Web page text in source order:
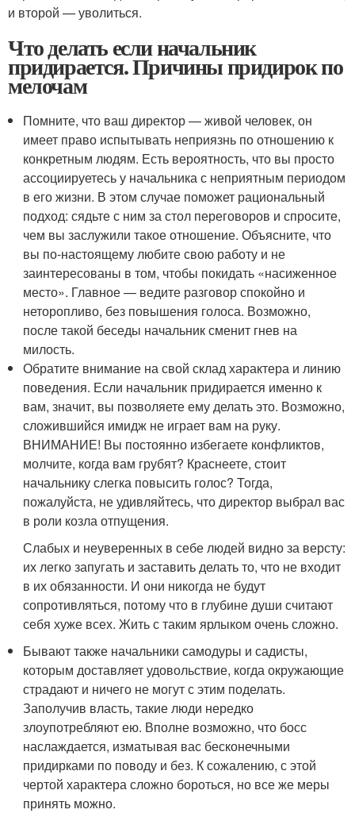
и второй — уволиться.
Что делать если начальник
придирается. Причины придирок по
мелочам
Помните, что ваш директор — живой человек, он
имеет право испытывать неприязнь по отношению к
конкретным людям. Есть вероятность, что вы просто
ассоциируетесь у начальника с неприятным периодом
в его жизни. В этом случае поможет рациональный
подход: сядьте с ним за стол переговоров и спросите,
чем вы заслужили такое отношение. Объясните, что
вы по-настоящему любите свою работу и не
заинтересованы в том, чтобы покидать «насиженное
место». Главное — ведите разговор спокойно и
неторопливо, без повышения голоса. Возможно,
после такой беседы начальник сменит гнев на
милость.
Обратите внимание на свой склад характера и линию
поведения. Если начальник придирается именно к
вам, значит, вы позволяете ему делать это. Возможно,
сложившийся имидж не играет вам на руку.
ВНИМАНИЕ! Вы постоянно избегаете конфликтов,
молчите, когда вам грубят? Краснеете, стоит
начальнику слегка повысить голос? Тогда,
пожалуйста, не удивляйтесь, что директор выбрал вас
в роли козла отпущения.
Слабых и неуверенных в себе людей видно за версту:
их легко запугать и заставить делать то, что не входит
в их обязанности. И они никогда не будут
сопротивляться, потому что в глубине души считают
себя хуже всех. Жить с таким ярлыком очень сложно.
Бывают также начальники самодуры и садисты,
которым доставляет удовольствие, когда окружающие
страдают и ничего не могут с этим поделать.
Заполучив власть, такие люди нередко
злоупотребляют ею. Вполне возможно, что босс
наслаждается, изматывая вас бесконечными
придирками по поводу и без. К сожалению, с этой
чертой характера сложно бороться, но все же меры
принять можно.